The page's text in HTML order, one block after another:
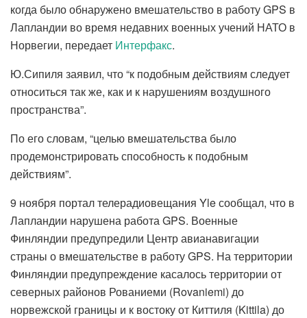
когда было обнаружено вмешательство в работу GPS в
Лапландии во время недавних военных учений НАТО в
Норвегии, передает Интерфакс.
Ю.Сипиля заявил, что “к подобным действиям следует
относиться так же, как и к нарушениям воздушного
пространства”.
По его словам, “целью вмешательства было
продемонстрировать способность к подобным
действиям”.
9 ноября портал телерадиовещания Yle сообщал, что в
Лапландии нарушена работа GPS. Военные
Финляндии предупредили Центр авианавигации
страны о вмешательстве в работу GPS. На территории
Финляндии предупреждение касалось территории от
северных районов Рованиеми (Rovaniemi) до
норвежской границы и к востоку от Киттиля (Kittila) до